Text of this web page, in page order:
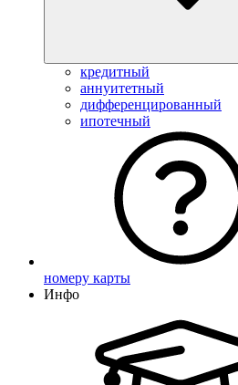
кредитный
аннуитетный
дифференцированный
ипотечный
номеру карты
Инфо